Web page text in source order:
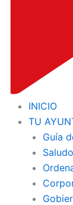
INICIO
TU
Guía